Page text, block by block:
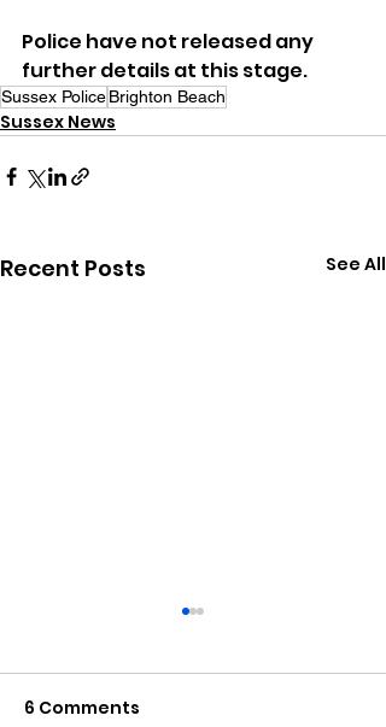
Police have not released any
further details at this stage.
Sussex PoliceBrighton Beach
Sussex News
Recent Posts See All
6 Comments